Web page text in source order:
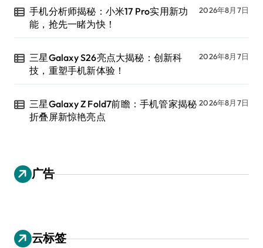
手机分析师揭秘：小米17 Pro实用新功
能，抢先一睹为快！
2026年8月7日
三星Galaxy S26亮点大揭秘：创新科
技，重塑手机新体验！
2026年8月7日
三星Galaxy Z Fold7前瞻：手机管家揭秘
折叠屏新惊艳亮点
2026年8月7日
广告
云标签